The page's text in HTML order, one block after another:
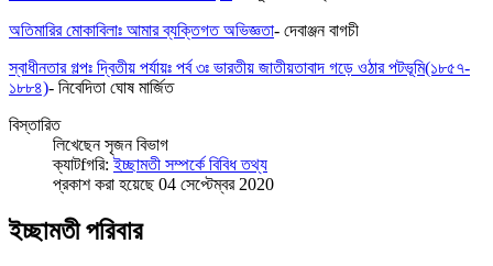
অতিমারির মোকাবিলাঃ আমার ব্যক্তিগত অভিজ্ঞতা- দেবাঞ্জন বাগচী
স্বাধীনতার গল্পঃ দ্বিতীয় পর্যায়ঃ পর্ব ৩ঃ ভারতীয় জাতীয়তাবাদ গড়ে ওঠার পটভূমি(১৮৫৭-
১৮৮৪)- নিবেদিতা ঘোষ মার্জিত
বিস্তারিত
লিখেছেনসৃজন বিভাগ
ক্যাটfগরি:ইচ্ছামতী সম্পর্কে বিবিধ তথ্য
প্রকাশ করা হয়েছে 04 সেপ্টেম্বর 2020
ইচ্ছামতী পরিবার